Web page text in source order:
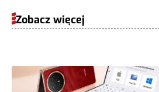
Zobacz więcej